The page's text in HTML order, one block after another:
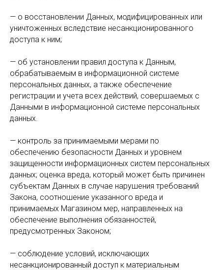
— o восстановлении Данных, модифицированных или
уничтоженных вследствие несанкционированного
доступа к ним;
— oб установлении правил доступа к Данным,
обрабатываемым в информационной системе
персональных данных, а также обеспечение
регистрации и учета всех действий, совершаемых с
Данными в информационной системе персональных
данных.
— контроль за принимаемыми мерами по
обеспечению безопасности Данных и уровнем
защищенности информационных систем персональных
данных; оценка вреда, который может быть причинен
субъектам Данных в случае нарушения требований
Закона, соотношение указанного вреда и
принимаемых Магазином мер, направленных на
обеспечение выполнения обязанностей,
предусмотренных Законом;
— соблюдение условий, исключающих
несанкционированный доступ к материальным